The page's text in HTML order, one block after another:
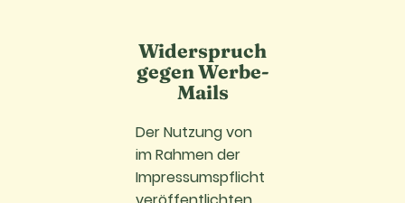
Widerspruch
gegen Werbe-
Mails
Der Nutzung von
im Rahmen der
Impressumspflicht